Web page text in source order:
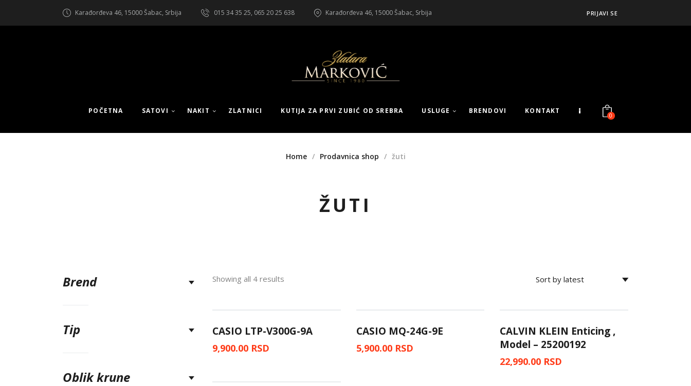
Karađorđeva 46, 15000 Šabac, Srbija 015 34 35 25, 065 20 25 638 Karađorđeva 46, 15000 Šabac, Srbija PRIJAVI SE
POČETNA SATOVI NAKIT ZLATNICI KUTIJA ZA PRVI ZUBIĆ OD SREBRA USLUGE BRENDOVI KONTAKT
0
ŽUTI
Home Prodavnica shop žuti
Showing all 4 results
CASIO LTP-V300G-9A
9,900.00 RSD
CASIO MQ-24G-9E
5,900.00 RSD
CALVIN KLEIN Enticing ,
Model – 25200192
22,990.00 RSD
Brend
Tip
Oblik krune